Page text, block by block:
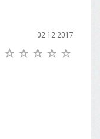
02.12.2017